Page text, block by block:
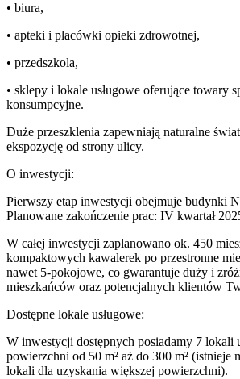
• biura,
• apteki i placówki opieki zdrowotnej,
• przedszkola,
• sklepy i lokale usługowe oferujące towary
konsumpcyjne.
Duże przeszklenia zapewniają naturalne
ekspozycję od strony ulicy.
O inwestycji:
Pierwszy etap inwestycji obejmuje budynki
Planowane zakończenie prac: IV kwartał
W całej inwestycji zaplanowano ok. 450
kompaktowych kawalerek po przestronne
nawet 5-pokojowe, co gwarantuje duży i
mieszkańców oraz potencjalnych klientów
Dostępne lokale usługowe:
W inwestycji dostępnych posiadamy 7 lokali
powierzchni od 50 m² aż do 300 m² (istnieje
lokali dla uzyskania większej powierzchni).